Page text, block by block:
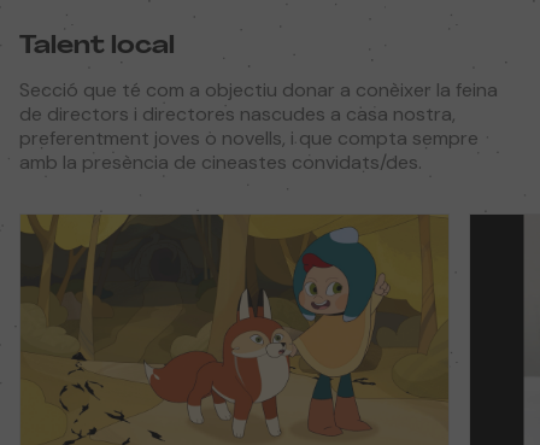
Talent local
Secció que té com a objectiu donar a conèixer la feina
de directors i directores nascudes a casa nostra,
preferentment joves o novells, i que compta sempre
amb la presència de cineastes convidats/des.